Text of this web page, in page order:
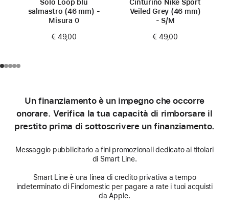
Solo Loop blu
salmastro (46 mm) -
Misura 0
€ 49,00
Cinturino Nike Sport
Veiled Grey (46 mm)
- S/M
€ 49,00
Un finanziamento è un impegno che occorre
onorare. Verifica la tua capacità di rimborsare il
prestito prima di sottoscrivere un finanziamento.
Messaggio pubblicitario a fini promozionali dedicato ai titolari
di Smart Line.
Smart Line è una linea di credito privativa a tempo
indeterminato di Findomestic per pagare a rate i tuoi acquisti
da Apple.